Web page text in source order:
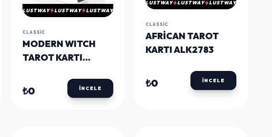
LUSTWAY LUSTWAY LUSTWAY
CLASSIC
MODERN WITCH
TAROT KARTI
₺0 İNCELE
LUSTWAY LUSTWAY LUSTWAY
CLASSIC
AFRICAN TAROT
KARTI ALK2783
₺0 İNCELE